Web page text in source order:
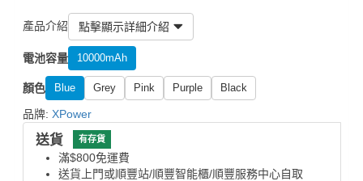
產品介紹 點擊顯示詳細介紹
電池容量 10000mAh
顏色 Blue Grey Pink Purple Black
品牌: XPower
送貨 有存貨
滿$800免運費
送貨上門或順豐站/順豐智能櫃/順豐服務中心自取